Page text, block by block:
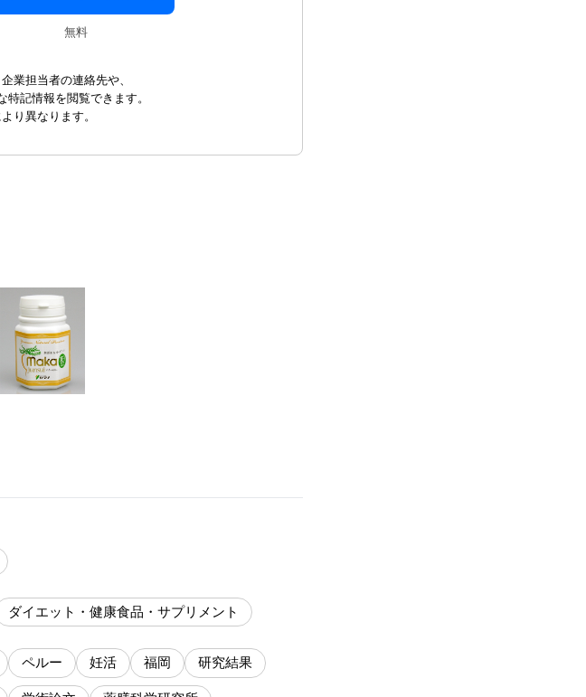
無料
業担当者の連絡先や、
記情報を閲覧できます。
り異なります。
ダイエット・健康食品・サプリメント
ペルー 妊活 福岡 研究結果